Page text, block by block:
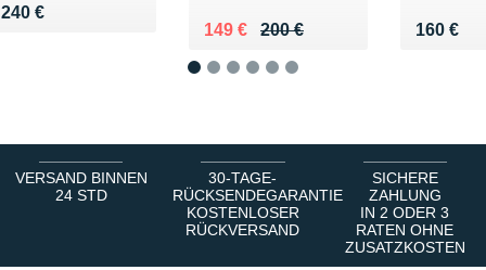
240 €
Vendu 240 €
200 €
Au lieu de 200 €
149 €
Vendu 149 € 160 €
Vendu
VERSAND BINNEN
24 STD
30-TAGE-
RÜCKSENDEGARANTIE
KOSTENLOSER
RÜCKVERSAND
SICHERE
ZAHLUNG
IN 2 ODER 3
RATEN OHNE
ZUSATZKOSTEN